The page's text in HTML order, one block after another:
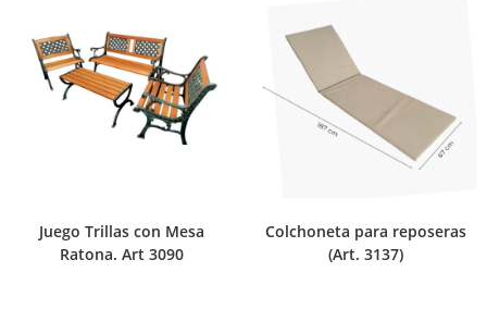
Juego Trillas con Mesa
Ratona. Art 3090
Colchoneta para reposeras
(Art. 3137)